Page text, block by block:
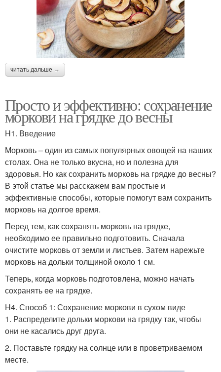
читать дальше →
Просто и эффективно: сохранение
моркови на грядке до весны
H1. Введение
Морковь – один из самых популярных овощей на наших
столах. Она не только вкусна, но и полезна для
здоровья. Но как сохранить морковь на грядке до весны?
В этой статье мы расскажем вам простые и
эффективные способы, которые помогут вам сохранить
морковь на долгое время.
Перед тем, как сохранять морковь на грядке,
необходимо ее правильно подготовить. Сначала
очистите морковь от земли и листьев. Затем нарежьте
морковь на дольки толщиной около 1 см.
Теперь, когда морковь подготовлена, можно начать
сохранять ее на грядке.
H4. Способ 1: Сохранение моркови в сухом виде
1. Распределите дольки моркови на грядку так, чтобы
они не касались друг друга.
2. Поставьте грядку на солнце или в проветриваемом
месте.